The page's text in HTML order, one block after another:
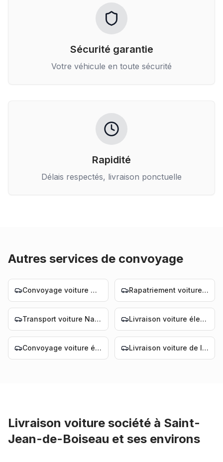
Sécurité garantie
Votre véhicule en toute sécurité
Rapidité
Délais respectés, livraison ponctuelle
Autres services de convoyage
Convoyage voiture Nantes Rapatriement voiture Nantes
Transport voiture Nantes Livraison voiture électrique Nantes
Convoyage voiture électrique Nantes Livraison voiture de luxe Nantes
Livraison voiture société à Saint-
Jean-de-Boiseau et ses environs